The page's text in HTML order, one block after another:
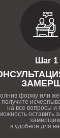
Шаг 1
форму или
получите
на все вопросы и
оставить
в удобное для